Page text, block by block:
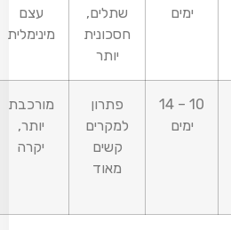
ימים
שתלים,
חסכונית
יותר
עצם
מינימלית
14 – 10
ימים
פתרון
למקרים
קשים
מאוד
מורכבת
יותר,
יקרה